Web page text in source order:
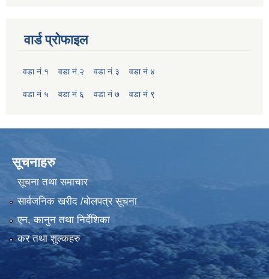
वार्ड प्रोफाइल
वडा नं.१ वडा नं.२ वडा नं.३ वडा नं ४
वडा नं ५ वडा नं ६ वडा नं ७ वडा नं ९
सूचनाहरु
सूचना तथा समाचार
सार्वजनिक खरीद /बोलपत्र सूचना
एन, कानुन तथा निर्देशिका
कर तथा शुल्कहरु